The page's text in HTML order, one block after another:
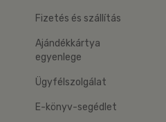
Fizetés és szállítás
Ajándékkártya
egyenlege
Ügyfélszolgálat
E-könyv-segédlet